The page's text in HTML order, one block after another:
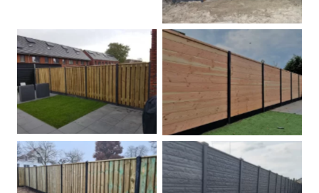
Betonpalen schutting Douglas
Hout beton schuttingen Rots motief antraciet